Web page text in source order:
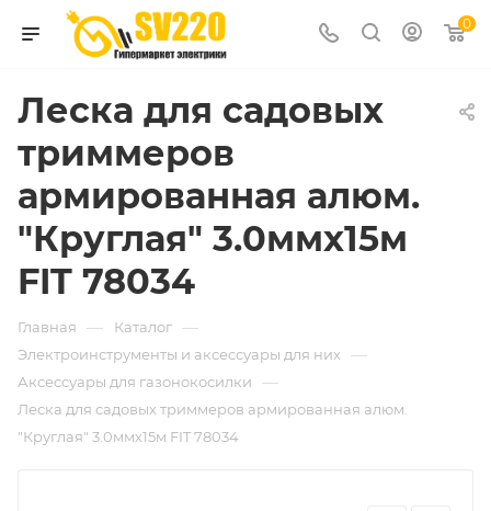
0
Леска для садовых
триммеров
армированная алюм.
"Круглая" 3.0ммх15м
FIT 78034
Главная — Каталог —
Электроинструменты и аксессуары для них —
Аксессуары для газонокосилки —
Леска для садовых триммеров армированная алюм.
"Круглая" 3.0ммх15м FIT 78034